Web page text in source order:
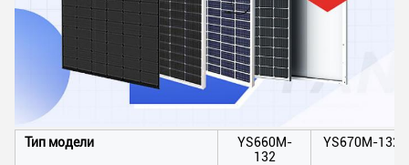
Тип модели
YS660M-
132
YS670M-132